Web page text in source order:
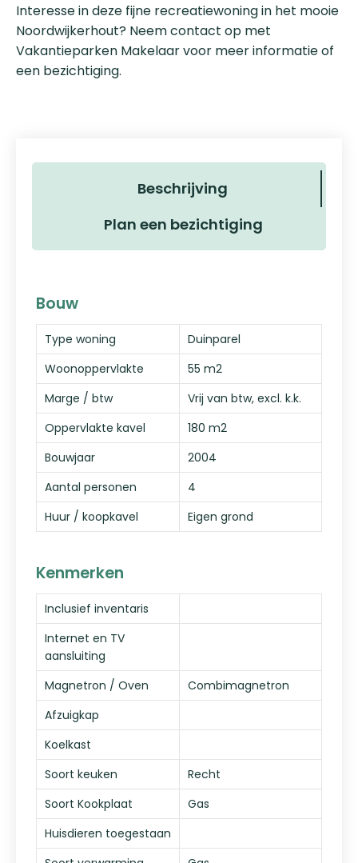
Interesse in deze fijne recreatiewoning in het mooie
Noordwijkerhout? Neem contact op met
Vakantieparken Makelaar voor meer informatie of
een bezichtiging.
Beschrijving
Plan een bezichtiging
Bouw
Type woning
Duinparel
Woonoppervlakte
55 m2
Marge / btw
Vrij van btw, excl. k.k.
Oppervlakte kavel
180 m2
Bouwjaar
2004
Aantal personen
4
Huur / koopkavel
Eigen grond
Kenmerken
Inclusief inventaris
Internet en TV
aansluiting
Magnetron / Oven
Combimagnetron
Afzuigkap
Koelkast
Soort keuken
Recht
Soort Kookplaat
Gas
Huisdieren toegestaan